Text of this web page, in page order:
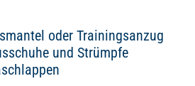
oder Trainingsanzug
und Strümpfe